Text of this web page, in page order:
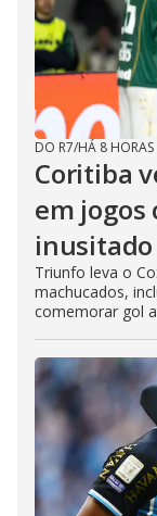
DO R7/HÁ 8 HORAS
Coritiba
em jogos
inusitado
Triunfo leva o
machucados,
comemorar gol